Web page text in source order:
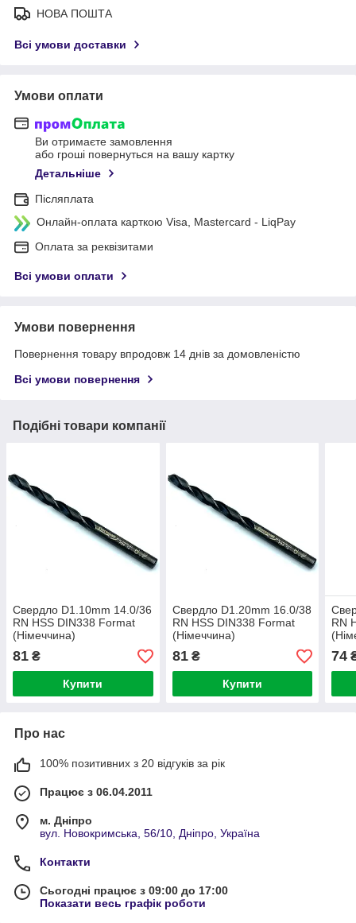
НОВА ПОШТА
Всі умови доставки
Умови оплати
Ви отримаєте замовлення
або гроші повернуться на вашу картку
Детальніше
Післяплата
Онлайн-оплата карткою Visa, Mastercard - LiqPay
Оплата за реквізитами
Всі умови оплати
Умови повернення
Повернення товару впродовж 14 днів за домовленістю
Всі умови повернення
Подібні товари компанії
Свердло D1.10mm 14.0/36
RN HSS DIN338 Format
(Німеччина)
81 ₴
Купити
Свердло D1.20mm 16.0/38
RN HSS DIN338 Format
(Німеччина)
81₴
Купити
RN
74
Про нас
100% позитивних з 20 відгуків за рік
Працює з 06.04.2011
м. Дніпро
вул. Новокримська, 56/10, Дніпро, Україна
Контакти
Сьогодні працює з 09:00 до 17:00
Показати весь графік роботи